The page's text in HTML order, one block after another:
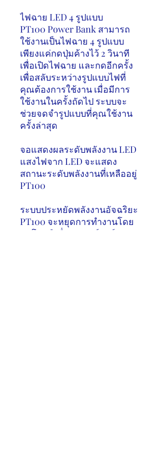
ไฟฉาย LED 4 รูปแบบ
PT100 Power Bank สามารถ
ใช้งานเป็นไฟฉาย 4 รูปแบบ
เพียงแค่กดปุ่มค้างไว้ 2 วินาที
เพื่อเปิดไฟฉาย และกดอีกครั้ง
เพื่อสลับระหว่างรูปแบบไฟที่
คุณต้องการใช้งาน เมื่อมีการ
ใช้งานในครั้งถัดไป ระบบจะ
ช่วยจดจำรูปแบบที่คุณใช้งาน
ครั้งล่าสุด
จอแสดงผลระดับพลังงาน LED
แสงไฟจาก LED จะแสดง
สถานะระดับพลังงานที่เหลืออยู่
PT100
ระบบประหยัดพลังงานอัจฉริยะ
PT100 จะหยุดการทำงานโดย
อัตโนมัติเมื่ออุปกรณ์ชาร์จ